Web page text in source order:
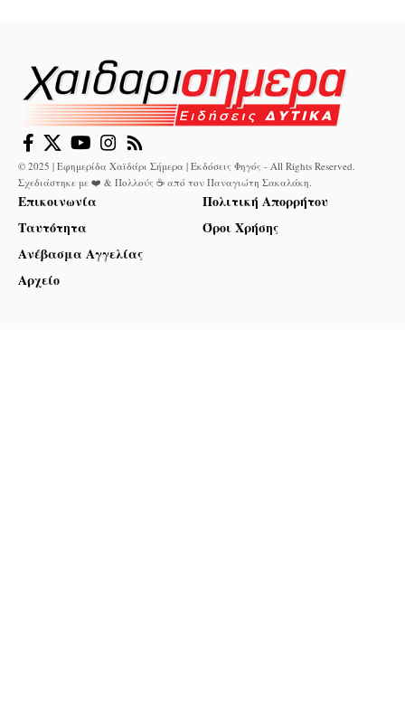
© 2025 | Εφημερίδα Χαϊδάρι Σήμερα | Εκδόσεις Φηγός - All Rights Reserved.
Σχεδιάστηκε με ❤️ & Πολλούς ☕ από τον Παναγιώτη Σακαλάκη
Επικοινωνία
Ταυτότητα
Ανέβασμα Αγγελίας
Αρχείο
Πολιτική Απορρήτου
Όροι Χρήσης